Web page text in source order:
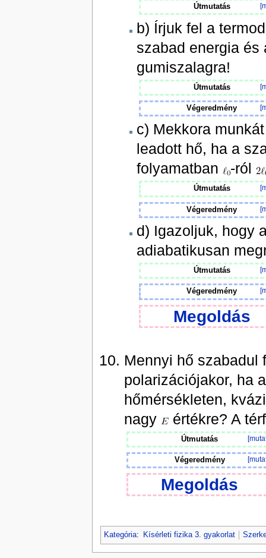
Útmutatás
b) Írjuk fel a
szabad energia és
gumiszalagra!
Útmutatás
Végeredmény
c) Mekkora
leadott hő, ha a
folyamatban
-ról
Útmutatás
Végeredmény
d) Igazoljuk, hogy
adiabatikusan
Útmutatás
Végeredmény
Megoldás
Mennyi hő szabadul
polarizációjakor, ha
hőmérsékleten,
nagy
értékre? A
Útmutatás
Végeredmény
Megoldás
Kategória: Kísérleti fizika 3. gyakorlat